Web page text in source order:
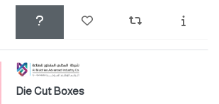
Die Cut Boxes